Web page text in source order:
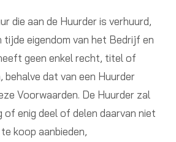
die aan de Huurder is verhuurd,
eigendom van het Bedrijf en
geen enkel recht, titel of
behalve dat van een Huurder
Voorwaarden. De Huurder zal
of enig deel of delen daarvan niet
koop aanbieden,